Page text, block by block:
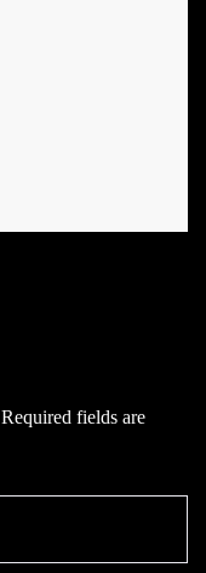
Required fields are